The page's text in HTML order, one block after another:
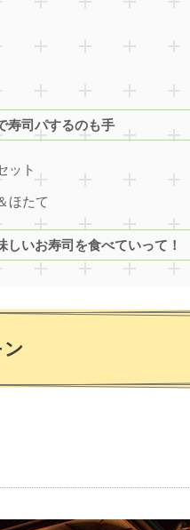
寿司パするのも手
ット
ほたて
いお寿司を食べていって！